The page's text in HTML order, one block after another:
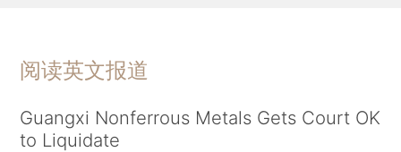
阅读英文报道
Guangxi Nonferrous Metals Gets Court OK
to Liquidate